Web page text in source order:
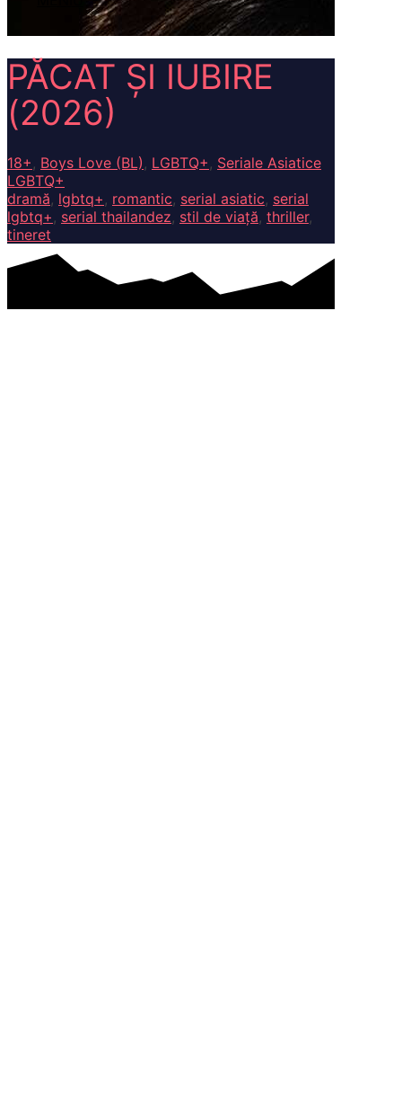
PĂCAT ȘI IUBIRE
(2026)
18+ , Boys Love (BL) , LGBTQ+ , Seriale Asiatice
LGBTQ+
dramă, lgbtq+ , romantic, serial asiatic, serial
lgbtq+ , serial thailandez, stil de viață, thriller,
tineret